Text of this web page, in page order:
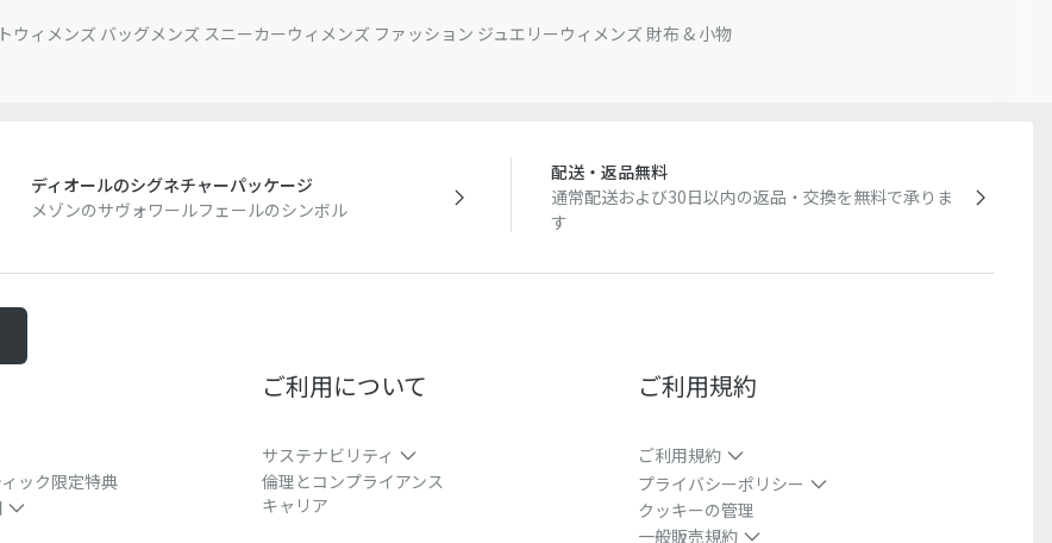
ウィメンズ バッグメンズ スニーカー ウィメンズ ファッション ジュエリー ウィメンズ 財布 & 小物
ディオールのシグネチャーパッケージ
メゾンのサヴォワールフェールのシンボル
配送・返品無料
通常配送および30日以内の返品・交換を無料で承りま
す
ック限定特典
ご利用について
サステナビリティ
倫理とコンプライアンス
キャリア
ご利用規約
ご利用規約
プライバシーポリシー
クッキーの管理
一般販売規約